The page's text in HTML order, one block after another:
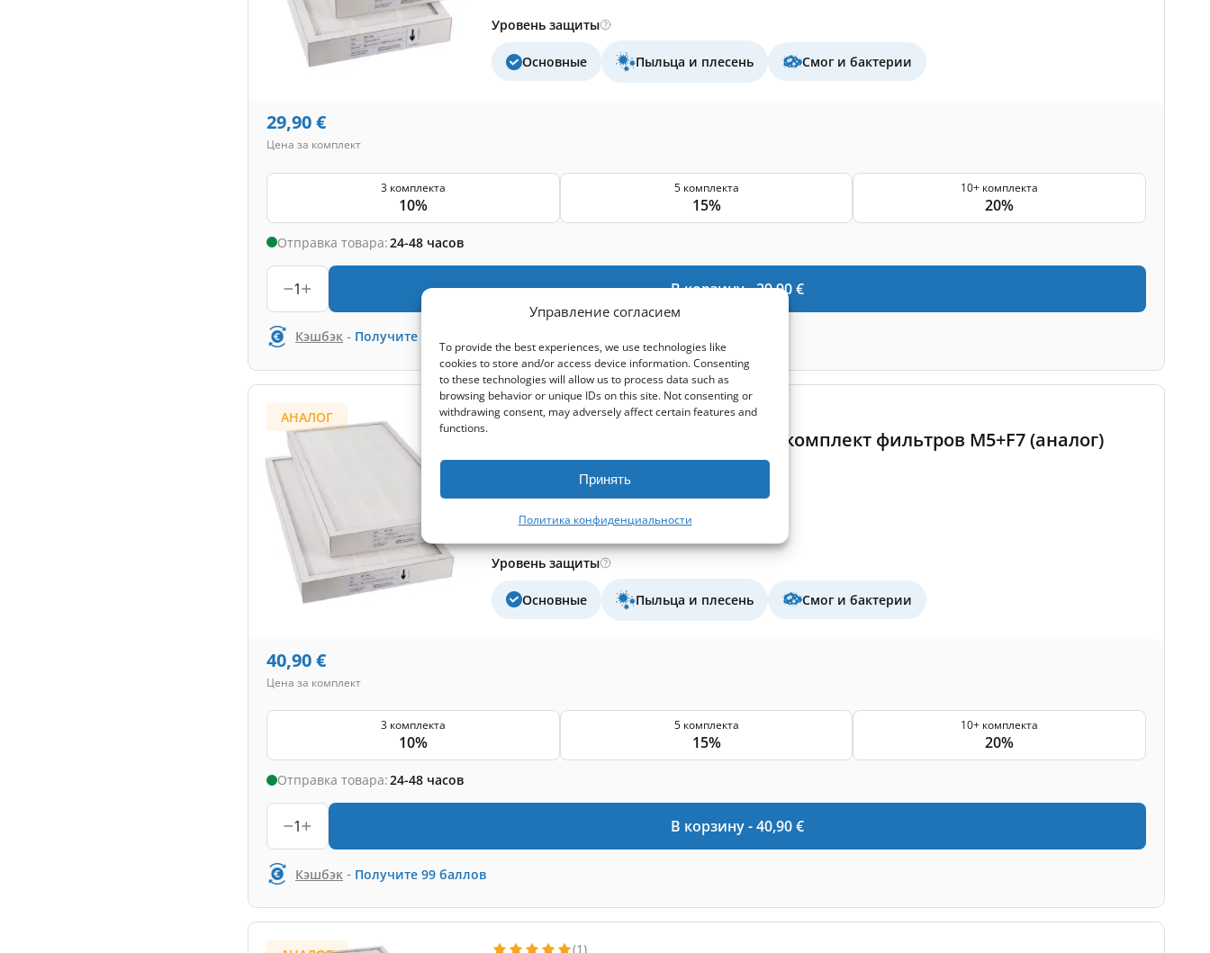
Управление согласием
To provide the best experiences, we use technologies like
cookies to store and/or access device information. Consenting
to these technologies will allow us to process data such as
browsing behavior or unique IDs on this site. Not consenting or
withdrawing consent, may adversely affect certain features and
functions.
Принять
Политика конфиденциальности
Уровень защиты
Основные Пыльца и плесень Смог и бактерии
29,90€
Цена за комплект
3 комплекта
10%
5 комплекта
15%
10+ комплекта
20%
Отправка товара:24-48 часов
1 В корзину -29,90€
Кэшбэк - Получите
АНАЛОГ (0)
Komfovent Domekt R 450 V C6M - комплект фильтров M5+F7 (аналог)
Размер вытяжного фильтра:
Размер приточного фильтра:
Количество фильтров в комплекте:
Уровень защиты
Основные Пыльца и плесень Смог и бактерии
40,90€
Цена за комплект
3 комплекта
10%
5 комплекта
15%
10+ комплекта
20%
Отправка товара:24-48 часов
1 В корзину -40,90€
Кэшбэк - Получите 99 баллов
(1)